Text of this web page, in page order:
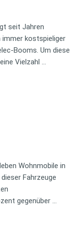
seit Jahren
immer kostspieliger
Booms. Um diese
Vielzahl …
Wohnmobile in
Fahrzeuge
gegenüber …